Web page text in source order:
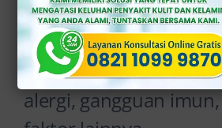
dalam mendiagnosis
mengobati berbagai
yang di sebabkan oleh
alergi, gangguan